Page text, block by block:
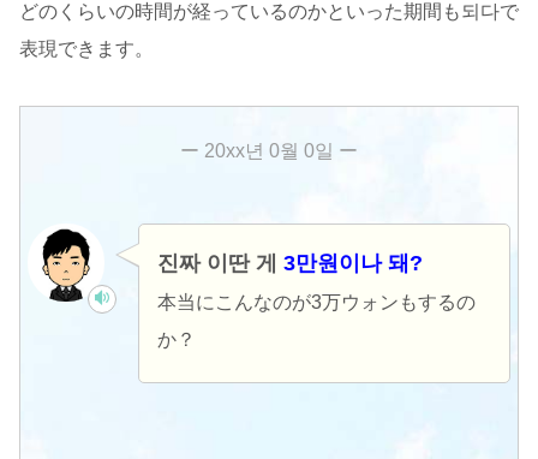
どのくらいの時間が経っているのかといった期間も되다で
表現できます。
진짜 이딴 게3만원이나 돼?
本当にこんなのが3万ウォンもするの
か？